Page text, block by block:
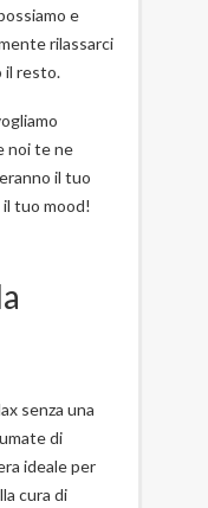
e
rilassarci
il resto.
noi te ne
il tuo
tuo mood!
senza una
di
ideale per
cura di